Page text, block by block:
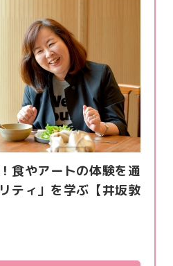
食やアートの体験を通
ティ」を学ぶ【井坂敦